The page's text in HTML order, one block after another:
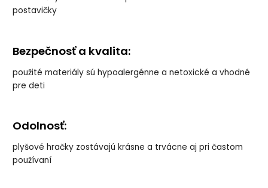
postavičky
Bezpečnosť a kvalita:
použité materiály sú hypoalergénne a netoxické a vhodné
pre deti
Odolnosť:
plyšové hračky zostávajú krásne a trvácne aj pri častom
používaní